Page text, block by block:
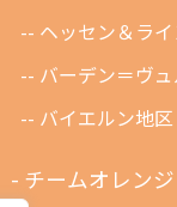
ヘッセン＆ラ
バーデン＝ヴ
バイエルン地区
チームオレン